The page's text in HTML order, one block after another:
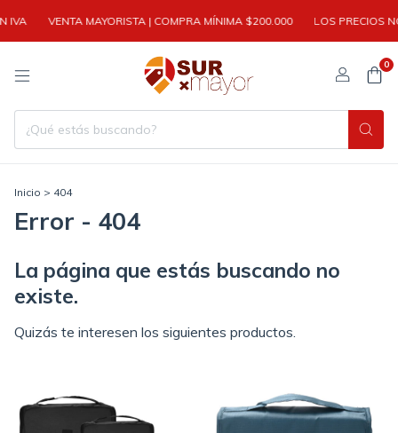
IVA VENTA MAYORISTA | COMPRA MÍNIMA $200.000 LOS PRECIOS
0
Inicio > 404
Error - 404
La página que estás buscando no
existe.
Quizás te interesen los siguientes productos.